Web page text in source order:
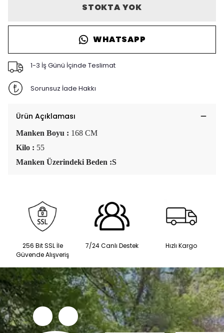
STOKTA YOK
WHATSAPP
1-3 İş Günü İçinde Teslimat
Sorunsuz İade Hakkı
Ürün Açıklaması
Manken Boyu : 168 CM
Kilo : 55
Manken Üzerindeki Beden :S
256 Bit SSL İle
Güvende Alışveriş
7/24 Canlı Destek Hızlı Kargo